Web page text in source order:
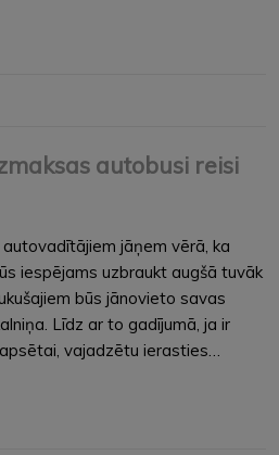
autobusi reisi
jāņem vērā, ka
iespējams uzbraukt augšā tuvāk
būs jānovieto savas
Līdz ar to gadījumā, ja ir
vajadzētu ierasties…